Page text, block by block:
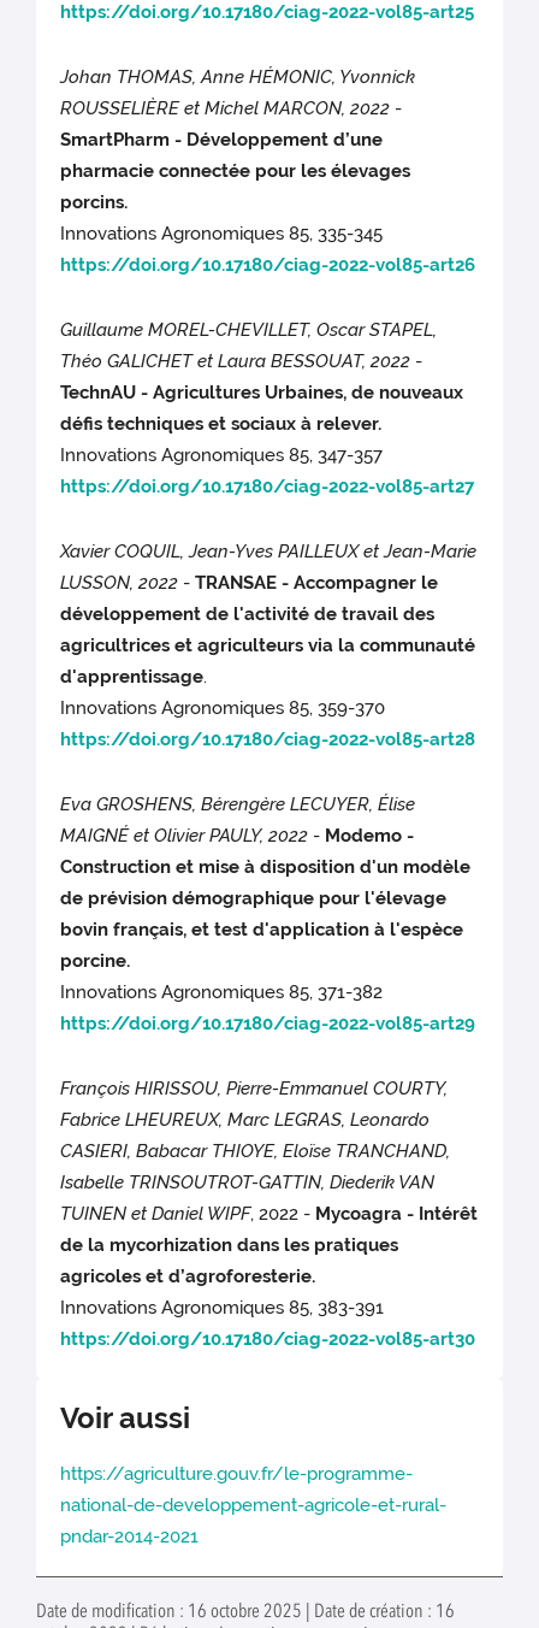
https://doi.org/10.17180/ciag-2022-vol85-art25
Johan THOMAS, Anne HÉMONIC, Yvonnick
ROUSSELIÈRE et Michel MARCON, 2022 -
SmartPharm - Développement d’une
pharmacie connectée pour les élevages
porcins.
Innovations Agronomiques 85, 335-345
https://doi.org/10.17180/ciag-2022-vol85-art26
Guillaume MOREL-CHEVILLET, Oscar STAPEL,
Théo GALICHET et Laura BESSOUAT, 2022 -
TechnAU - Agricultures Urbaines, de nouveaux
défis techniques et sociaux à relever.
Innovations Agronomiques 85, 347-357
https://doi.org/10.17180/ciag-2022-vol85-art27
Xavier COQUIL, Jean-Yves PAILLEUX et Jean-Marie
LUSSON, 2022 -TRANSAE - Accompagner le
développement de l'activité de travail des
agricultrices et agriculteurs via la communauté
d'apprentissage.
Innovations Agronomiques 85, 359-370
https://doi.org/10.17180/ciag-2022-vol85-art28
Eva GROSHENS, Bérengère LECUYER, Élise
MAIGNÉ et Olivier PAULY, 2022 - Modemo -
Construction et mise à disposition d'un modèle
de prévision démographique pour l'élevage
bovin français, et test d'application à l'espèce
porcine.
Innovations Agronomiques 85, 371-382
https://doi.org/10.17180/ciag-2022-vol85-art29
François HIRISSOU, Pierre-Emmanuel COURTY,
Fabrice LHEUREUX, Marc LEGRAS, Leonardo
CASIERI, Babacar THIOYE, Eloïse TRANCHAND,
Isabelle TRINSOUTROT-GATTIN, Diederik VAN
TUINEN et Daniel WIPF, 2022 - Mycoagra - Intérêt
de la mycorhization dans les pratiques
agricoles et d’agroforesterie.
Innovations Agronomiques 85, 383-391
https://doi.org/10.17180/ciag-2022-vol85-art30
Voir aussi
https://agriculture.gouv.fr/le-programme-
national-de-developpement-agricole-et-rural-
pndar-2014-2021
Date de modification : 16 octobre 2025 | Date de création : 16